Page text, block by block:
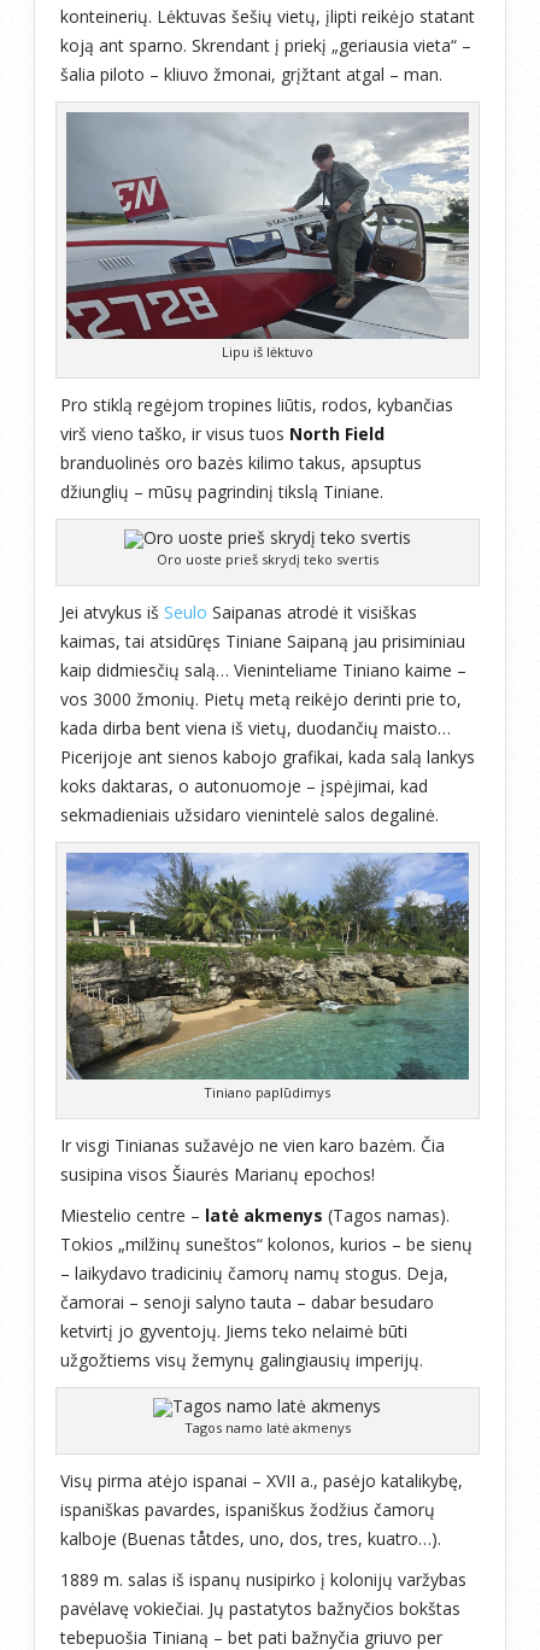
konteinerių. Lėktuvas šešių vietų, įlipti reikėjo statant
koją ant sparno. Skrendant į priekį „geriausia vieta“ –
šalia piloto – kliuvo žmonai, grįžtant atgal – man.
Lipu iš lėktuvo
Pro stiklą regėjom tropines liūtis, rodos, kybančias
virš vieno taško, ir visus tuos North Field
branduolinės oro bazės kilimo takus, apsuptus
džiunglių – mūsų pagrindinį tikslą Tiniane.
Oro uoste prieš skrydį teko svertis
Jei atvykus iš Seulo Saipanas atrodė it visiškas
kaimas, tai atsidūręs Tiniane Saipaną jau prisiminiau
kaip didmiesčių salą… Vieninteliame Tiniano kaime –
vos 3000 žmonių. Pietų metą reikėjo derinti prie to,
kada dirba bent viena iš vietų, duodančių maisto…
Picerijoje ant sienos kabojo grafikai, kada salą lankys
koks daktaras, o autonuomoje – įspėjimai, kad
sekmadieniais užsidaro vienintelė salos degalinė.
Tiniano paplūdimys
Ir visgi Tinianas sužavėjo ne vien karo bazėm. Čia
susipina visos Šiaurės Marianų epochos!
Miestelio centre – latė akmenys (Tagos namas).
Tokios „milžinų suneštos“ kolonos, kurios – be sienų
– laikydavo tradicinių čamorų namų stogus. Deja,
čamorai – senoji salyno tauta – dabar besudaro
ketvirtį jo gyventojų. Jiems teko nelaimė būti
užgožtiems visų žemynų galingiausių imperijų.
Tagos namo latė akmenys
Visų pirma atėjo ispanai – XVII a., pasėjo katalikybę,
ispaniškas pavardes, ispaniškus žodžius čamorų
kalboje (Buenas tåtdes, uno, dos, tres, kuatro…).
1889 m. salas iš ispanų nusipirko į kolonijų varžybas
pavėlavę vokiečiai. Jų pastatytos bažnyčios bokštas
tebepuošia Tinianą – bet pati bažnyčia griuvo per